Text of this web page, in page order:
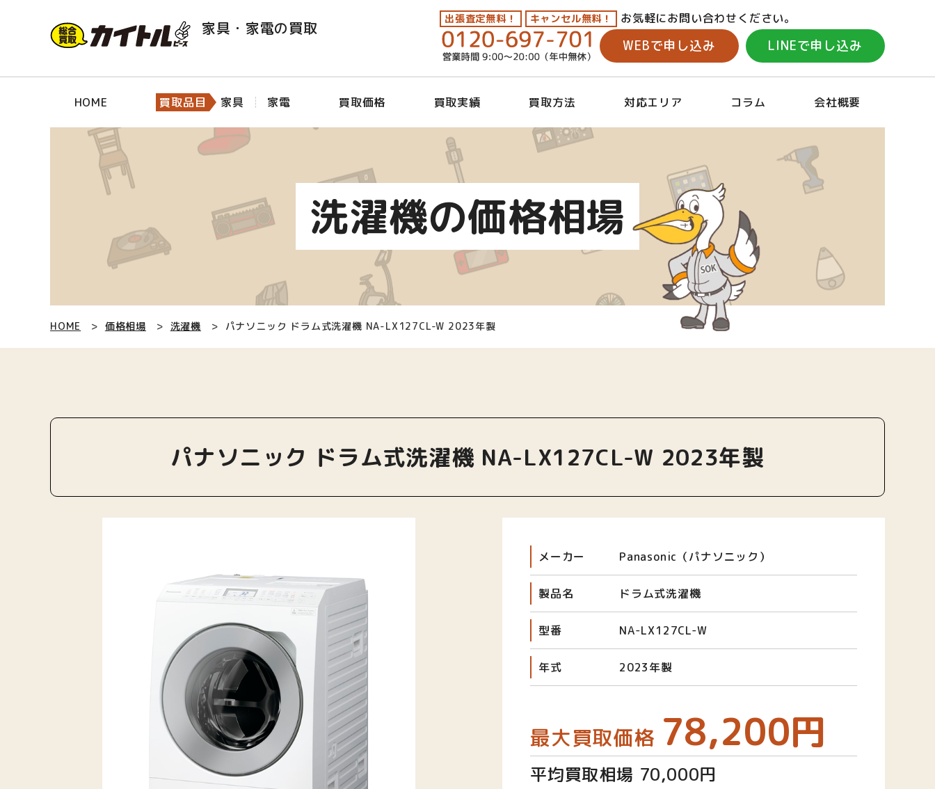
家具・家電の買取 出張査定無料！ キャンセル無料！ お気軽にお問い合わせください。
WEBで申し込み LINEで申し込み
HOME 買取品目 家具 家電 買取価格 買取実績 買取方法 対応エリア コラム 会社概要
洗濯機の価格相場
HOME 価格相場 洗濯機 パナソニック ドラム式洗濯機 NA-LX127CL-W 2023年製
パナソニック ドラム式洗濯機 NA-LX127CL-W 2023年製
メーカー Panasonic（パナソニック）
製品名 ドラム式洗濯機
型番 NA-LX127CL-W
年式 2023年製
最大買取価格 78,200円
平均買取相場 70,000円